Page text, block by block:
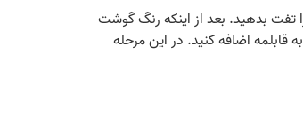
بدهید. بعد از اینکه رنگ گوشت
را بیرون بریزید و لوبیاها را وارد غذا کنید. یک الی دو دقیقه آن را تفت دهید. سپس ۳ لیوان آب را به قابلمه اضافه کنید. در این مرحله